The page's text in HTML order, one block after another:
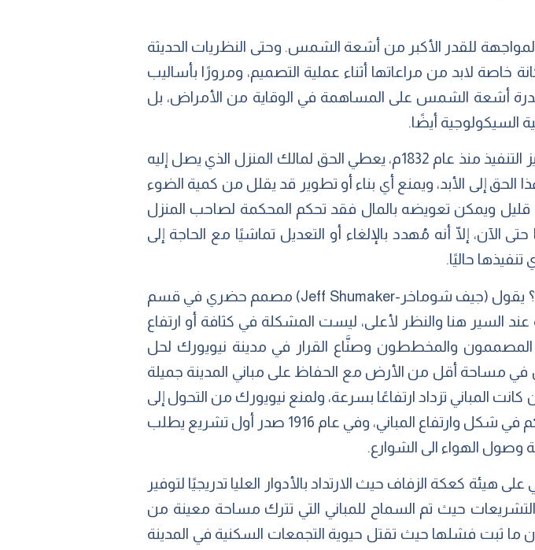
للقدر الأكبر من أشعة الشمس. وحتى النظريات الحديثة
خاصة لابد من مراعاتها أثناء عملية التصميم، ومرورًا بأساليب
قدرة أشعة الشمس على المساهمة في الوقاية من الأمراض، بل
السيكولوجية أيضًا.
(الحق في الضوء-(Right To Light هو قانون إنجليزي دخل حيز التنفيذ منذ عام 1832م، يعطي الحق لمالك المنزل الذي يصل إليه
20 عامًا في الاحتفاظ بهذا الحق إلى الأبد، ويمنع أي بناء أو تطوير قد يقلل من كمية الضوء
قليل ويمكن تعويضه بالمال فقد تحكم المحكمة لصاحب المنزل
الآن، إلّا أنه مُهدد بالإلغاء أو التعديل تماشيًا مع الحاجة إلى
حاليًا.
ولكن هل يعني بناء مباني أطول بالضرورة شوارع أكثر ظلامًا؟ يقول (جيف شوماخر-Jeff Shumaker) مصمم حضري في قسم
السير هنا والنظر لأعلى، ليست المشكلة في كثافة أو ارتفاع
المصممون والمخططون وصنَّاع القرار في مدينة نيويورك لحل
في مساحة أقل من الأرض مع الحفاظ على مباني المدينة جميلة
تزداد ارتفاعًا بسرعة، ولمنع نيويورك من التحول إلى
غابة مظلمة من الطوب والحجارة أصدرت المدينة توصياتٍ للتحكم في شكل وارتفاع المباني، وفي عام 1916 صدر أول تشريع يطلب
وصول الهواء الى الشوارع.
هيئة كعكة الزفاف حيث الارتداد بالأدوار العليا تدريجيًا لتوفير
حيث تم السماح للمباني التي تترك مساحة معينة من
ما ثبت فشلها حيث تقتل حيوية التجمعات السكنية في المدينة